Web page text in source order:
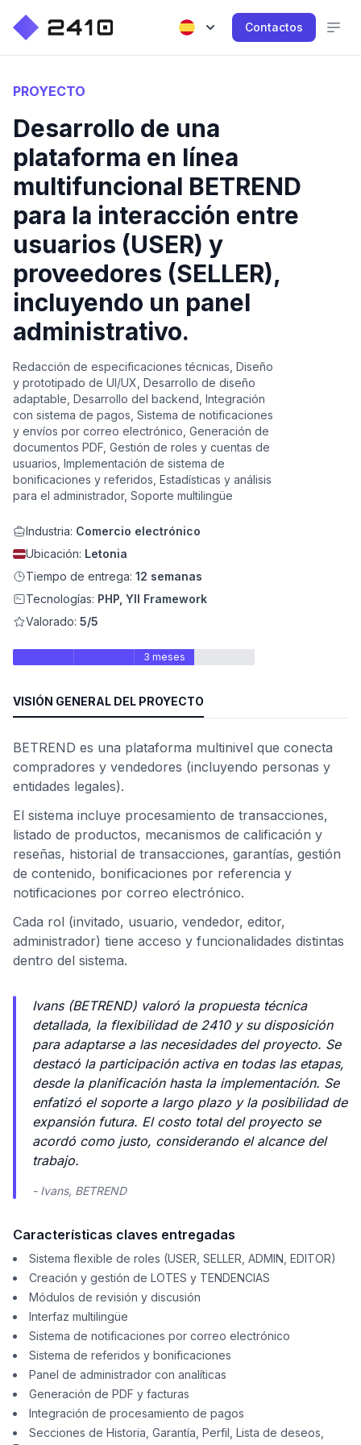
Contactos
PROYECTO
Desarrollo de una
plataforma en línea
multifuncional BETREND
para la interacción entre
usuarios (USER) y
proveedores (SELLER),
incluyendo un panel
administrativo.
Redacción de especificaciones técnicas, Diseño
y prototipado de UI/UX, Desarrollo de diseño
adaptable, Desarrollo del backend, Integración
con sistema de pagos, Sistema de notificaciones
y envíos por correo electrónico, Generación de
documentos PDF, Gestión de roles y cuentas de
usuarios, Implementación de sistema de
bonificaciones y referidos, Estadísticas y análisis
para el administrador, Soporte multilingüe
Industria: Comercio electrónico
Ubicación: Letonia
Tiempo de entrega: 12 semanas
Tecnologías: PHP, YII Framework
Valorado: 5/5
3 meses
VISIÓN GENERAL DEL PROYECTO
BETREND es una plataforma multinivel que conecta
compradores y vendedores (incluyendo personas y
entidades legales).
El sistema incluye procesamiento de transacciones,
listado de productos, mecanismos de calificación y
reseñas, historial de transacciones, garantías, gestión
de contenido, bonificaciones por referencia y
notificaciones por correo electrónico.
Cada rol (invitado, usuario, vendedor, editor,
administrador) tiene acceso y funcionalidades distintas
dentro del sistema.
Ivans (BETREND) valoró la propuesta técnica
detallada, la flexibilidad de 2410 y su disposición
para adaptarse a las necesidades del proyecto. Se
destacó la participación activa en todas las etapas,
desde la planificación hasta la implementación. Se
enfatizó el soporte a largo plazo y la posibilidad de
expansión futura. El costo total del proyecto se
acordó como justo, considerando el alcance del
trabajo.
- Ivans, BETREND
Características claves entregadas
Sistema flexible de roles (USER, SELLER, ADMIN, EDITOR)
Creación y gestión de LOTES y TENDENCIAS
Módulos de revisión y discusión
Interfaz multilingüe
Sistema de notificaciones por correo electrónico
Sistema de referidos y bonificaciones
Panel de administrador con analíticas
Generación de PDF y facturas
Integración de procesamiento de pagos
Secciones de Historia, Garantía, Perfil, Lista de deseos,